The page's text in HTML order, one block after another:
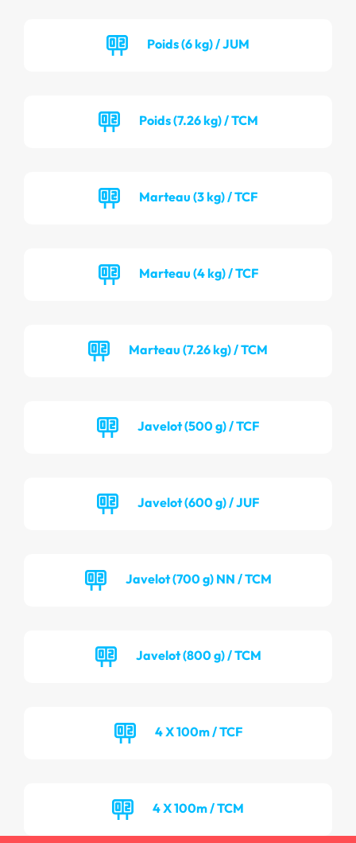
Poids (6 kg) / JUM
Poids (7.26 kg) / TCM
Marteau (3 kg) / TCF
Marteau (4 kg) / TCF
Marteau (7.26 kg) / TCM
Javelot (500 g) / TCF
Javelot (600 g) / JUF
Javelot (700 g) NN / TCM
Javelot (800 g) / TCM
4 X 100m / TCF
4 X 100m / TCM